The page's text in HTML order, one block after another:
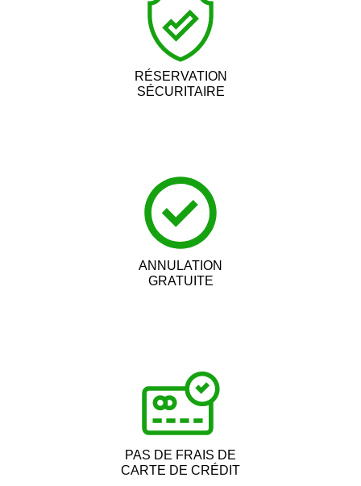
RÉSERVATION
SÉCURITAIRE
ANNULATION
GRATUITE
PAS DE FRAIS DE
CARTE DE CRÉDIT